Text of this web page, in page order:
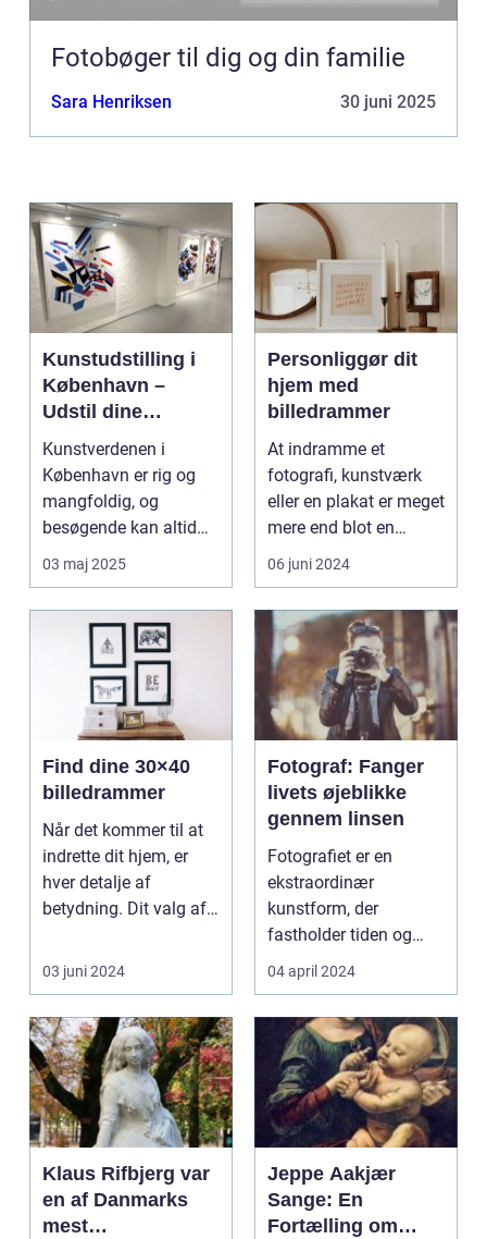
Fotobøger til dig og din familie
Sara Henriksen 30 juni 2025
Kunstudstilling i
København –
Udstil dine
mesterværker
Kunstverdenen i
København er rig og
mangfoldig, og
besøgende kan altid
forvente en ny ...
03 maj 2025
Personliggør dit
hjem med
billedrammer
At indramme et
fotografi, kunstværk
eller en plakat er meget
mere end blot en
bevaringshandling –
de...
06 juni 2024
Find dine 30×40
billedrammer
Når det kommer til at
indrette dit hjem, er
hver detalje af
betydning. Dit valg af
03 juni 2024
Fotograf: Fanger
livets øjeblikke
gennem linsen
Fotografiet er en
ekstraordinær
kunstform, der
fastholder tiden og
fortæller historier uden
ord. En ...
04 april 2024
Klaus Rifbjerg var
en af Danmarks
mest
Jeppe Aakjær
Sange: En
Fortælling om